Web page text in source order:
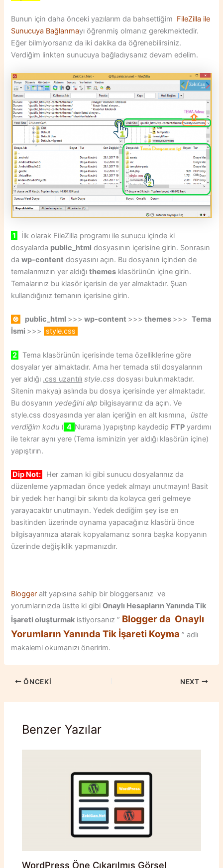
Bunun için daha önceki yazılarım da bahsettiğim FileZilla ile
Sunucuya Bağlanmayı öğrenmiş olmanız gerekmektedir.
Eğer bilmiyorsanız da iki dakika da öğrenebilirsiniz.
Verdiğim linkten sunucuya bağladıysanız devam edelim.
1
İlk olarak FileZilla programı ile sunucu içinde ki
dosyalarda public_html dosyasının içerisine girin. Sonrasın
dawp-content dosyasını açın. Bu dosyanın içinden de
temalarımızın yer aldığıthemes klasörünün içine girin.
Temalarınız bu klasör içerisin de yer almaktadır. Şuan
kullandığınız temanın içerisine girin.
⊗ public_html >>> wp-content >>> themes >>>Tema
İsmi >>> style.css
2
Tema klasörünün içerisinde tema özelliklerine göre
dosyalar yer almaktadır. Ama her temada stil dosyalarının
yer aldığı .css uzantılı style.css dosyası bulunmaktadır.
Sitenin makyajı aslında bu dosya içerisinde yer almaktadır.
Bu dosyanın yedeğini alıp bilgisayarınız da açın. Ve
style.css dosyasında yer alan içeriğin en alt kısmına, üstte
verdiğim kodu ( 4 Nurama )yapıştırıp kaydedip FTP yardımı
ile tekrar aynı yere (Tema isminizin yer aldığı klasörün içine)
yapıştırın.
Dip Not:
Her zaman ki gibi sunucu dosyalarınız da
düzenleme yapmadan önce yedek almayı unutmayın! Basit
bir yedek her hangi bir sıkıntı da kolayca geri gelmeye
yarayacaktır unutmayın. Yedek dediğim şey ise en
basitinden üzerinde oynama yapacağınız klasörü önce
bilgisayarınıza atarak kopyalamanız sonra başka kopyanın
üzerinde değişiklik yapmanızdır.
Blogger alt yapısına sahip bir bloggersanız ve
yorumlarınızda üstte ki gibiOnaylı Hesapların Yanında Tik
İşareti oluşturmak istiyorsanız ” Blogger da Onaylı
Yorumların Yanında Tik İşareti Koyma ” adlı
makalemi okumanızı öneririm.
ÖNCEKI NEXT
Benzer Yazılar
WordPress Öne Çıkarılmış Görsel